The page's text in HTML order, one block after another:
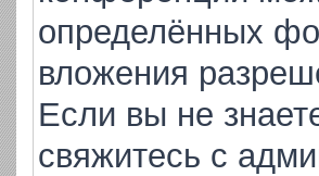
определённых
вложения
Если вы не
свяжитесь с